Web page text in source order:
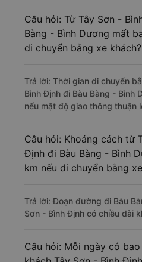
Câu hỏi: Từ Tây Sơn -
Bàng - Bình Dương mất
di chuyển bằng xe khách?
Trả lời: Thời gian di chuyển
Bình Định đi Bàu Bàng - Bình
nếu mật độ giao thông thuận
Câu hỏi: Khoảng cách từ
Định đi Bàu Bàng - Bình
km nếu di chuyển bằng
Trả lời: Đoạn đường đi Bàu
Sơn - Bình Định có chiều dài
Câu hỏi: Mỗi ngày có